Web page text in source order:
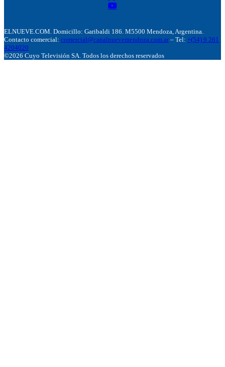
ELNUEVE.COM. Domicillo: Garibaldi 186. M5500 Mendoza, Argentina.
Contacto comercial: comercial@canalnuevemendoza.com.ar – Tel: +(54) 9 261
4204020
©2026 Cuyo Televisión SA. Todos los derechos reservados